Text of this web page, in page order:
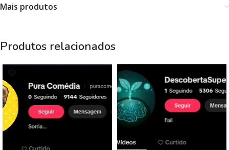
Mais produtos
Produtos relacionados